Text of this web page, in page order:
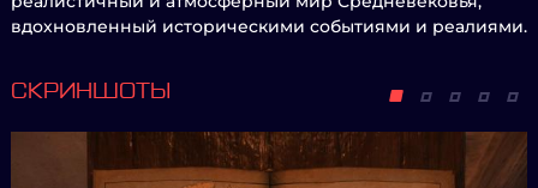
вдохновленный историческими событиями и реалиями.
СКРИНШОТЫ